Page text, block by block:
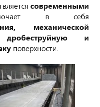
современными
в себя
механической
и
поверхности.